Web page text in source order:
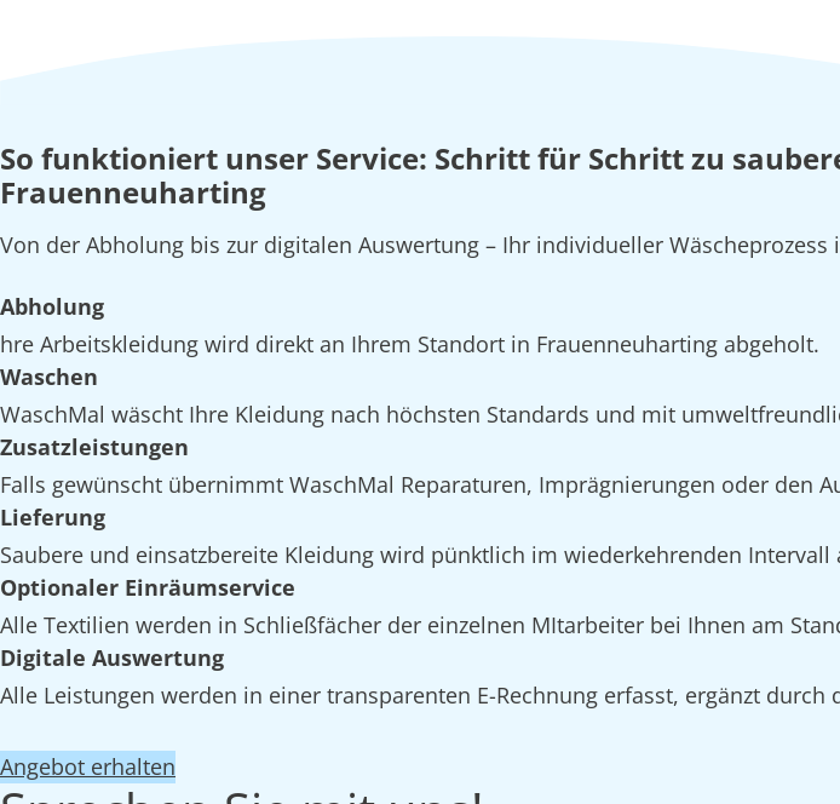
So funktioniert unser Service: Schritt für Schritt zu
Frauenneuharting
Von der Abholung bis zur digitalen Auswertung – Ihr individueller Wäscheprozess
Abholung
hre Arbeitskleidung wird direkt an Ihrem Standort in Frauenneuharting abgeholt.
Waschen
WaschMal wäscht Ihre Kleidung nach höchsten Standards und mit
Zusatzleistungen
Falls gewünscht übernimmt WaschMal Reparaturen, Imprägnierungen oder den
Lieferung
Saubere und einsatzbereite Kleidung wird pünktlich im wiederkehrenden
Optionaler Einräumservice
Alle Textilien werden in Schließfächer der einzelnen MItarbeiter bei Ihnen am
Digitale Auswertung
Alle Leistungen werden in einer transparenten E-Rechnung erfasst, ergänzt durch
Angebot erhalten